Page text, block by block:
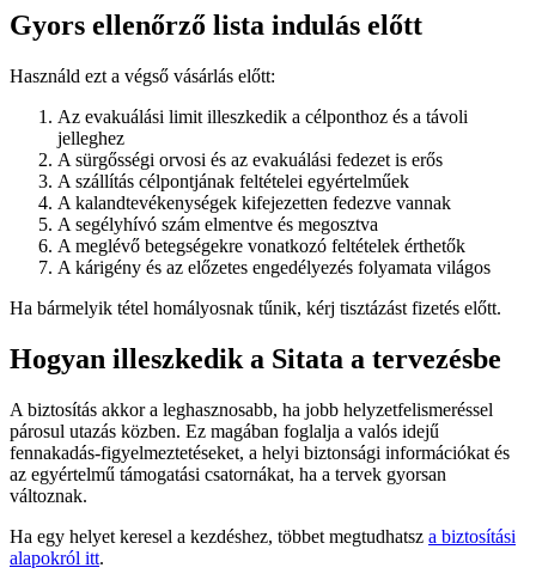
Gyors ellenőrző lista indulás előtt
Használd ezt a végső vásárlás előtt:
Az evakuálási limit illeszkedik a célponthoz és a távoli
jelleghez
A sürgősségi orvosi és az evakuálási fedezet is erős
A szállítás célpontjának feltételei egyértelműek
A kalandtevékenységek kifejezetten fedezve vannak
A segélyhívó szám elmentve és megosztva
A meglévő betegségekre vonatkozó feltételek érthetők
A kárigény és az előzetes engedélyezés folyamata világos
Ha bármelyik tétel homályosnak tűnik, kérj tisztázást fizetés előtt.
Hogyan illeszkedik a Sitata a tervezésbe
A biztosítás akkor a leghasznosabb, ha jobb helyzetfelismeréssel
párosul utazás közben. Ez magában foglalja a valós idejű
fennakadás-figyelmeztetéseket, a helyi biztonsági információkat és
az egyértelmű támogatási csatornákat, ha a tervek gyorsan
változnak.
Ha egy helyet keresel a kezdéshez, többet megtudhatsz a biztosítási
alapokról itt.